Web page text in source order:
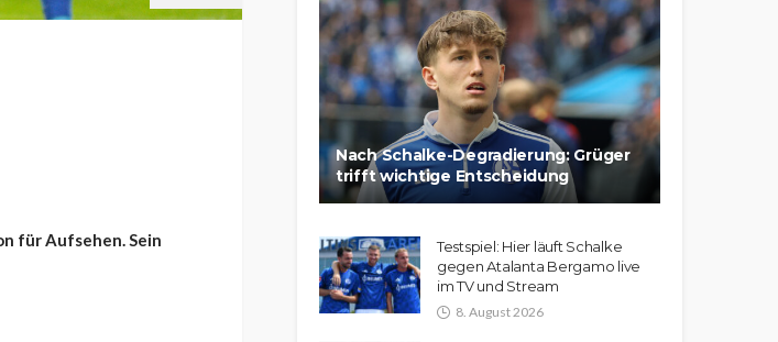
für Aufsehen. Sein
Nach Schalke-Degradierung: Grüger
trifft wichtige Entscheidung
Testspiel: Hier läuft Schalke
gegen Atalanta Bergamo live
im TV und Stream
8. August 2026